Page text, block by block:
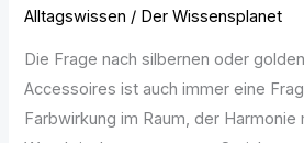
Alltagswissen / Der Wissensplanet
Die Frage nach silbernen oder
Accessoires ist auch immer eine
Farbwirkung im Raum, der Harmonie